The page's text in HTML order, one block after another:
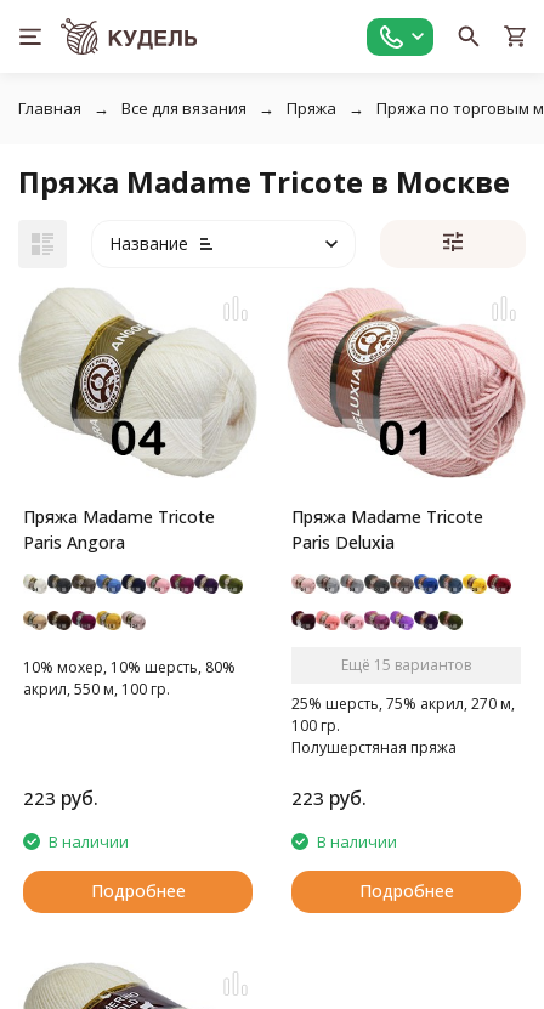
Главная Все для вязания Пряжа Пряжа по торговым
Пряжа Madame Tricote в Москве
Название
Пряжа Madame Tricote
Paris Angora
10% мохер, 10% шерсть, 80%
акрил, 550 м, 100 гр.
223 руб.
В наличии
Подробнее
Пряжа Madame Tricote
Paris Deluxia
Ещё 15 вариантов
25% шерсть, 75% акрил, 270 м,
100 гр.
Полушерстяная пряжа
223 руб.
В наличии
Подробнее